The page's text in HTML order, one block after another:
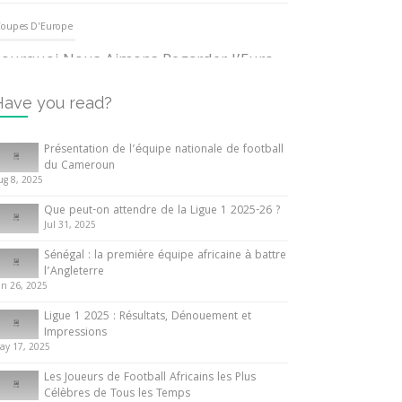
D'Europe
Nous Aimons Regarder l’Euro
June 2024
Internationales
ce que vous devez savoir sur la
d’Afrique des Nations
10 May 2024
Internationales
de l’équipe nationale de
football du Cameroun
2025
you read?
Présentation de l’équipe nationale de football
du Cameroun
8, 2025
Que peut-on attendre de la Ligue 1 2025-26 ?
Jul 31, 2025
Sénégal : la première équipe africaine à battre
l’Angleterre
26, 2025
Ligue 1 2025 : Résultats, Dénouement et
Impressions
17, 2025
Les Joueurs de Football Africains les Plus
Célèbres de Tous les Temps